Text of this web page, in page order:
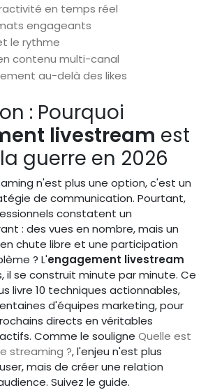
en temps réel
engageants
le rythme
contenu multi-canal
au-delà des likes
: Pourquoi
livestream est
guerre en 2026
n'est plus une option, c'est un
de communication. Pourtant,
constatent un
: des vues en nombre, mais un
chute libre et une participation
? L'engagement livestream
il se construit minute par minute. Ce
livre 10 techniques actionnables,
d'équipes marketing, pour
directs en véritables
Comme le souligne Quelle est
streaming ?, l'enjeu n'est plus
mais de créer une relation
Suivez le guide.